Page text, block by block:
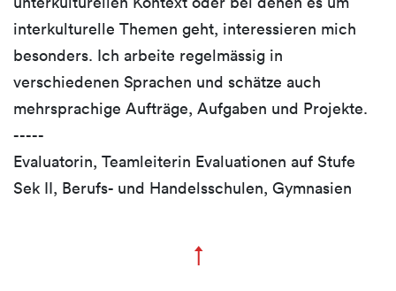
interkulturelle Themen geht, interessieren mich
besonders. Ich arbeite regelmässig in
verschiedenen Sprachen und schätze auch
mehrsprachige Aufträge, Aufgaben und Projekte.
-----
Evaluatorin, Teamleiterin Evaluationen auf Stufe
Sek II, Berufs- und Handelsschulen, Gymnasien
↑Zum Seitenanfang